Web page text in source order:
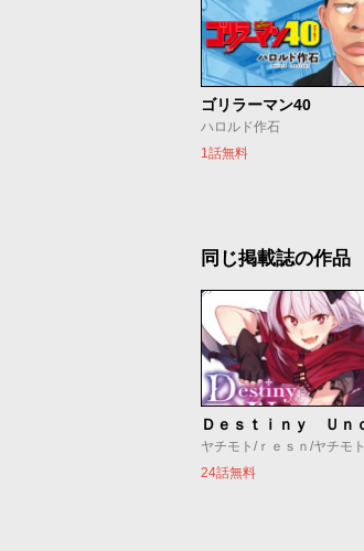
ゴリラーマン40
ハロルド作石
1話無料
同じ掲載誌の作品
ヤチモト/ｒｅｓｎ/ヤチモト
24話無料